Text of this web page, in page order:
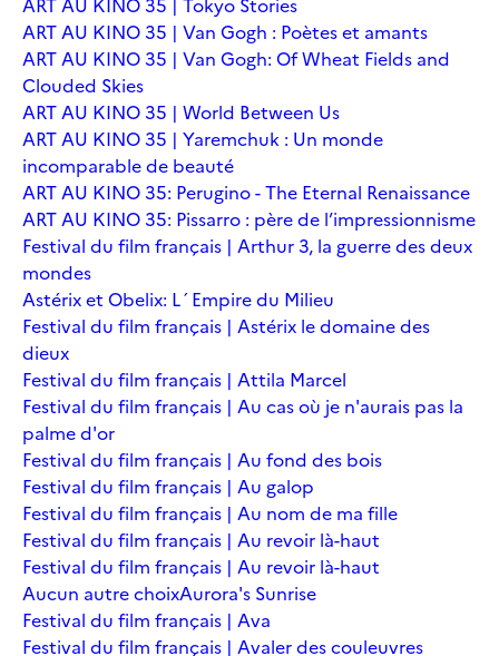
ART AU KINO 35 | Van Gogh : Poètes et amants
ART AU KINO 35 | Van Gogh: Of Wheat Fields and
Clouded Skies
ART AU KINO 35 | World Between Us
ART AU KINO 35 | Yaremchuk : Un monde
incomparable de beauté
ART AU KINO 35: Perugino - The Eternal Renaissance
ART AU KINO 35: Pissarro : père de l’impressionnisme
Festival du film français | Arthur 3, la guerre des deux
mondes
Astérix et Obelix: L´Empire du Milieu
Festival du film français | Astérix le domaine des
dieux
Festival du film français | Attila Marcel
Festival du film français | Au cas où je n'aurais pas la
palme d'or
Festival du film français | Au fond des bois
Festival du film français | Au galop
Festival du film français | Au nom de ma fille
Festival du film français | Au revoir là-haut
Festival du film français | Au revoir là-haut
Aucun autre choixAurora's Sunrise
Festival du film français | Ava
Festival du film français | Avaler des couleuvres